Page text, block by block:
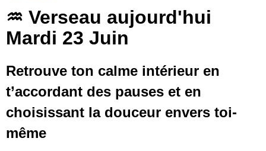
♒ Verseau aujourd'hui
Mardi 23 Juin
Retrouve ton calme intérieur en
t’accordant des pauses et en
choisissant la douceur envers toi-
même